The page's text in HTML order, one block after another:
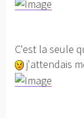
C'est la seule
j'attendais